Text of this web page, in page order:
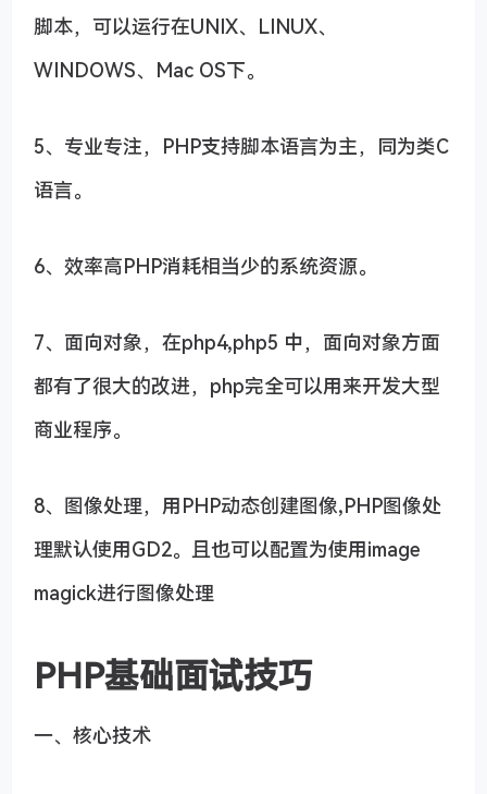
脚本，可以运行在UNIX、LINUX、
WINDOWS、Mac OS下。
5、专业专注，PHP支持脚本语言为主，同为类C
语言。
6、效率高PHP消耗相当少的系统资源。
7、面向对象，在php4,php5 中，面向对象方面
都有了很大的改进，php完全可以用来开发大型
商业程序。
8、图像处理，用PHP动态创建图像,PHP图像处
理默认使用GD2。且也可以配置为使用image
magick进行图像处理
PHP基础面试技巧
一、核心技术